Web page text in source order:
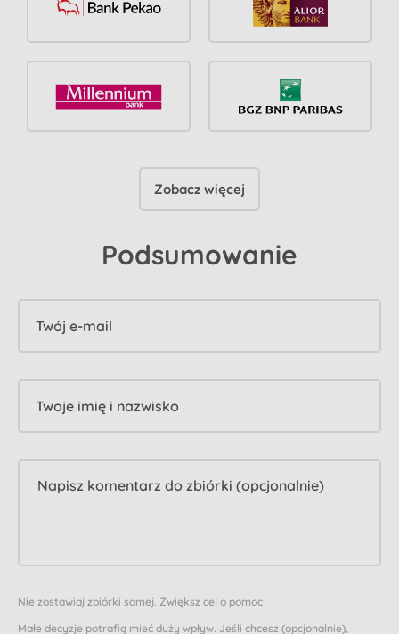
Zobacz więcej
Podsumowanie
Twój e-mail
Twoje imię i nazwisko
Nie zostawiaj zbiórki samej. Zwiększ cel o pomoc
Małe decyzje potrafią mieć duży wpływ. Jeśli chcesz (opcjonalnie),